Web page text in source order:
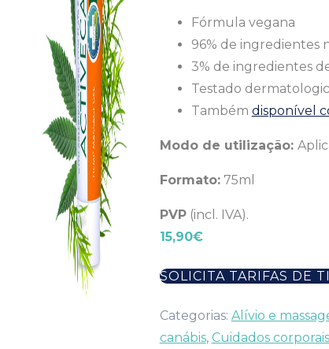
Fórmula vegana
96% de ingredientes
3% de ingredientes
Testado
Também disponível
Modo de utilização:
Formato:75ml
PVP(incl. IVA).
15,90€
SOLICITA TARIFAS DE
Categorias: Alívio e
canábis, Cuidados